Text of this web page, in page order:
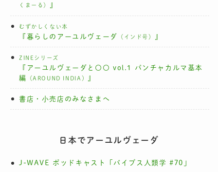
くまーる） 』
むずかしくない本
『暮らしのアーユルヴェーダ （インド号） 』
ZINEシリーズ
『アーユルヴェーダと〇〇 vol.1 パンチャカルマ基本
編
（AROUND INDIA） 』
書店・小売店のみなさまへ
日本でアーユルヴェーダ
J-WAVE ポッドキャスト「バイブス人類学 #70」